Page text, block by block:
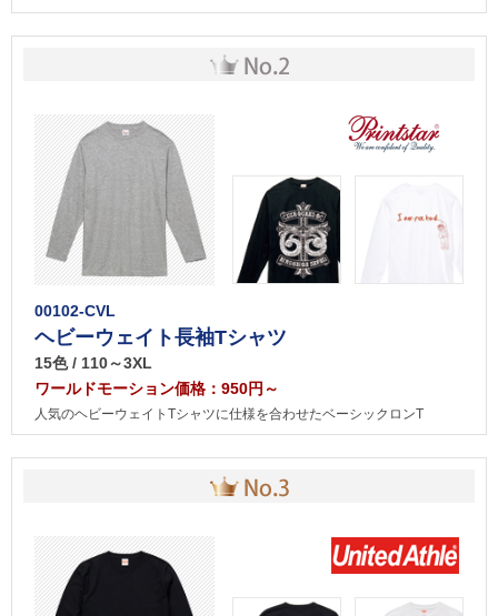
00102-CVL
ヘビーウェイト長袖Tシャツ
15色 / 110～3XL
ワールドモーション価格：950円～
人気のヘビーウェイトTシャツに仕様を合わせたベーシックロンT